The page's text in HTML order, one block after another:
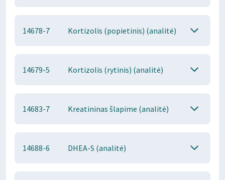
14678-7 Kortizolis (popietinis) (analitė)
14679-5 Kortizolis (rytinis) (analitė)
14683-7 Kreatininas šlapime (analitė)
14688-6 DHEA-S (analitė)